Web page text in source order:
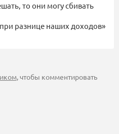
то они могу сбивать
разнице наших доходов»
, чтобы комментировать